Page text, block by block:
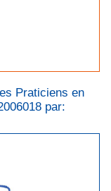
Praticiens en
par: